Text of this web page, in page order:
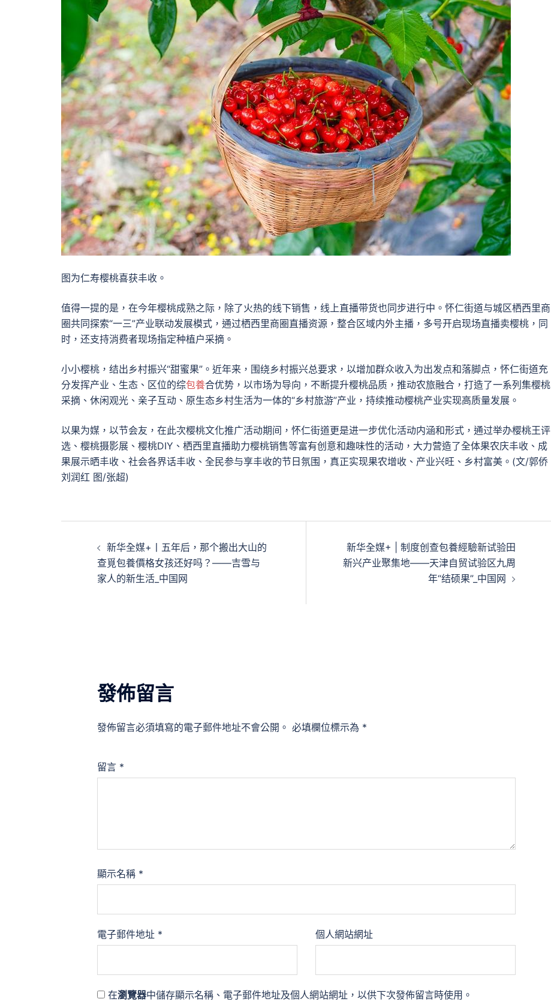
图为仁寿樱桃喜获丰收。
值得一提的是，在今年樱桃成熟之际，除了火热的线下销售，线上直播带货也同步进行中。怀仁街道与城区栖西里商
圈共同探索“一三”产业联动发展模式，通过栖西里商圈直播资源，整合区域内外主播，多号开启现场直播卖樱桃，同
时，还支持消费者现场指定种植户采摘。
小小樱桃，结出乡村振兴“甜蜜果”。近年来，围绕乡村振兴总要求，以增加群众收入为出发点和落脚点，怀仁街道充
分发挥产业、生态、区位的综包養合优势，以市场为导向，不断提升樱桃品质，推动农旅融合，打造了一系列集樱桃
采摘、休闲观光、亲子互动、原生态乡村生活为一体的“乡村旅游”产业，持续推动樱桃产业实现高质量发展。
以果为媒，以节会友，在此次樱桃文化推广活动期间，怀仁街道更是进一步优化活动内涵和形式，通过举办樱桃王评
选、樱桃摄影展、樱桃DIY、栖西里直播助力樱桃销售等富有创意和趣味性的活动，大力营造了全体果农庆丰收、成
果展示晒丰收、社会各界话丰收、全民参与享丰收的节日氛围，真正实现果农增收、产业兴旺、乡村富美。(文/郭侨
刘润红 图/张超)
新华全媒+丨五年后，那个搬出大山的
查覓包養價格女孩还好吗？——吉雪与
家人的新生活_中国网
新华全媒+ | 制度创查包養經驗新试验田
新兴产业聚集地——天津自贸试验区九周
年“结硕果”_中国网
發佈留言
發佈留言必須填寫的電子郵件地址不會公開。 必填欄位標示為 *
留言 *
顯示名稱 *
電子郵件地址 * 個人網站網址
在瀏覽器中儲存顯示名稱、電子郵件地址及個人網站網址，以供下次發佈留言時使用。